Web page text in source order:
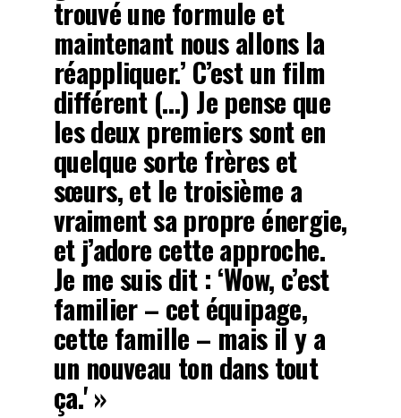
trouvé une formule et
maintenant nous allons la
réappliquer.’ C’est un film
différent (…) Je pense que
les deux premiers sont en
quelque sorte frères et
sœurs, et le troisième a
vraiment sa propre énergie,
et j’adore cette approche.
Je me suis dit : ‘Wow, c’est
familier – cet équipage,
cette famille – mais il y a
un nouveau ton dans tout
ça.' »